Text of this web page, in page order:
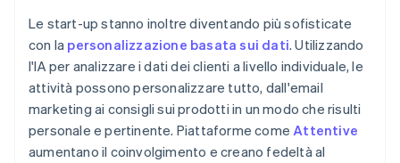
Le start-up stanno inoltre diventando più sofisticate
con la personalizzazione basata sui dati. Utilizzando
l'IA per analizzare i dati dei clienti a livello individuale, le
attività possono personalizzare tutto, dall'email
marketing ai consigli sui prodotti in un modo che risulti
personale e pertinente. Piattaforme comeAttentive
aumentano il coinvolgimento e creano fedeltà al